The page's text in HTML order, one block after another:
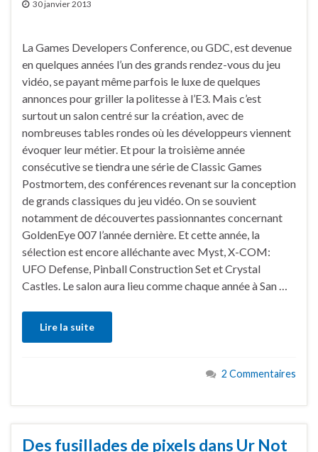
30 janvier 2013
La Games Developers Conference, ou GDC, est devenue
en quelques années l’un des grands rendez-vous du jeu
vidéo, se payant même parfois le luxe de quelques
annonces pour griller la politesse à l’E3. Mais c’est
surtout un salon centré sur la création, avec de
nombreuses tables rondes où les développeurs viennent
évoquer leur métier. Et pour la troisième année
consécutive se tiendra une série de Classic Games
Postmortem, des conférences revenant sur la conception
de grands classiques du jeu vidéo. On se souvient
notamment de découvertes passionnantes concernant
GoldenEye 007 l’année dernière. Et cette année, la
sélection est encore alléchante avec Myst, X-COM:
UFO Defense, Pinball Construction Set et Crystal
Castles. Le salon aura lieu comme chaque année à San …
Lire la suite
2 Commentaires
Des fusillades de pixels dans Ur Not